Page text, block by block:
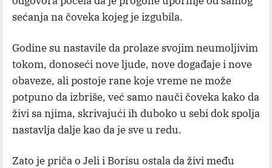
sećanja na čoveka kojeg je izgubila.
Godine su nastavile da prolaze svojim neumoljivim
tokom, donoseći nove ljude, nove događaje i nove
obaveze, ali postoje rane koje vreme ne može
potpuno da izbriše, već samo nauči čoveka kako da
živi sa njima, skrivajući ih duboko u sebi dok spolja
nastavlja dalje kao da je sve u redu.
Zato je priča o Jeli i Borisu ostala da živi među